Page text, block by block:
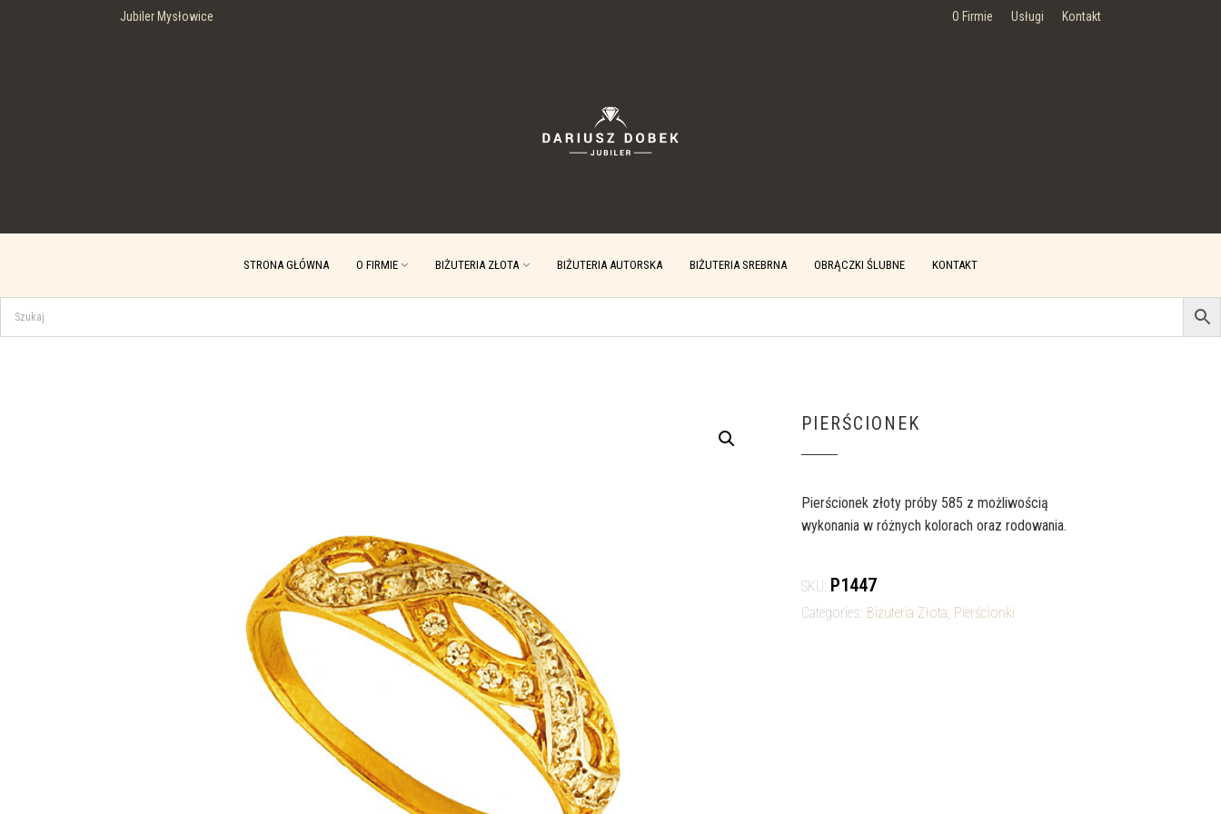
Jubiler Mysłowice O Firmie Usługi Kontakt
STRONA GŁÓWNA O FIRMIE BIŻUTERIA ZŁOTA BIŻUTERIA AUTORSKA BIŻUTERIA SREBRNA OBRĄCZKI ŚLUBNE KONTAKT
PIERŚCIONEK
Pierścionek złoty próby 585 z możliwością
wykonania w różnych kolorach oraz rodowania.
SKU: P1447
Categories: Biżuteria Złota Pierścionki